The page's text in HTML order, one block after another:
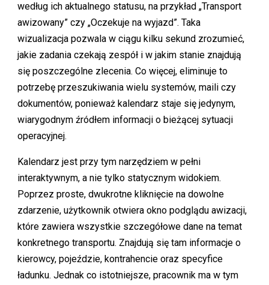
według ich aktualnego statusu, na przykład „Transport
awizowany” czy „Oczekuje na wyjazd”. Taka
wizualizacja pozwala w ciągu kilku sekund zrozumieć,
jakie zadania czekają zespół i w jakim stanie znajdują
się poszczególne zlecenia. Co więcej, eliminuje to
potrzebę przeszukiwania wielu systemów, maili czy
dokumentów, ponieważ kalendarz staje się jedynym,
wiarygodnym źródłem informacji o bieżącej sytuacji
operacyjnej.
Kalendarz jest przy tym narzędziem w pełni
interaktywnym, a nie tylko statycznym widokiem.
Poprzez proste, dwukrotne kliknięcie na dowolne
zdarzenie, użytkownik otwiera okno podglądu awizacji,
które zawiera wszystkie szczegółowe dane na temat
konkretnego transportu. Znajdują się tam informacje o
kierowcy, pojeździe, kontrahencie oraz specyfice
ładunku. Jednak co istotniejsze, pracownik ma w tym